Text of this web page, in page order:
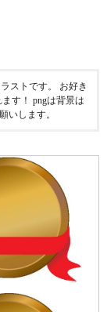
ストです。 お好き
す！ pngは背景は
いします。